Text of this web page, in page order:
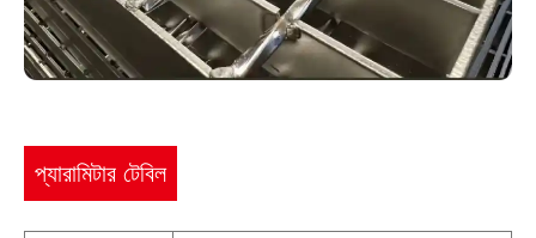
প্যারামিটার টেবিল